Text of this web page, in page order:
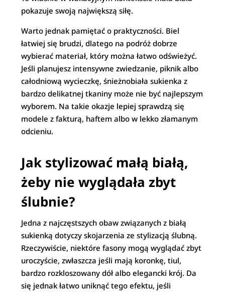
pokazuje swoją największą siłę.
Warto jednak pamiętać o praktyczności. Biel
łatwiej się brudzi, dlatego na podróż dobrze
wybierać materiał, który można łatwo odświeżyć.
Jeśli planujesz intensywne zwiedzanie, piknik albo
całodniową wycieczkę, śnieżnobiała sukienka z
bardzo delikatnej tkaniny może nie być najlepszym
wyborem. Na takie okazje lepiej sprawdzą się
modele z fakturą, haftem albo w lekko złamanym
odcieniu.
Jak stylizować małą białą,
żeby nie wyglądała zbyt
ślubnie?
Jedna z najczęstszych obaw związanych z białą
sukienką dotyczy skojarzenia ze stylizacją ślubną.
Rzeczywiście, niektóre fasony mogą wyglądać zbyt
uroczyście, zwłaszcza jeśli mają koronkę, tiul,
bardzo rozkloszowany dół albo elegancki krój. Da
się jednak łatwo uniknąć tego efektu, jeśli